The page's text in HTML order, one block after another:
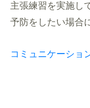
主張練習を実施し
予防をしたい場合
コミュニケーショ